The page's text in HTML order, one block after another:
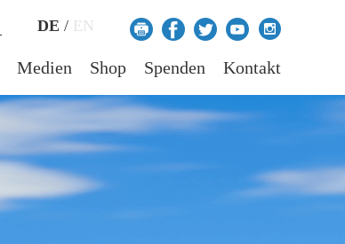
DE / EN
Medien Shop Spenden Kontakt